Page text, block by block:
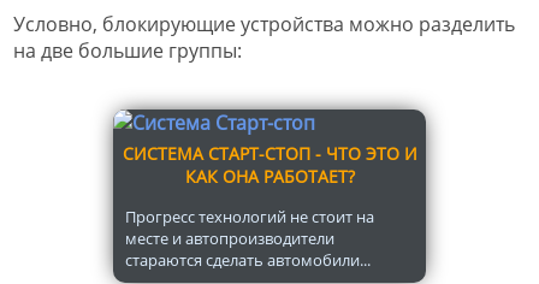
Условно, блокирующие устройства можно разделить
на две большие группы:
СИСТЕМА СТАРТ-СТОП - ЧТО ЭТО И
КАК ОНА РАБОТАЕТ?
Прогресс технологий не стоит на
месте и автопроизводители
стараются сделать автомобили...